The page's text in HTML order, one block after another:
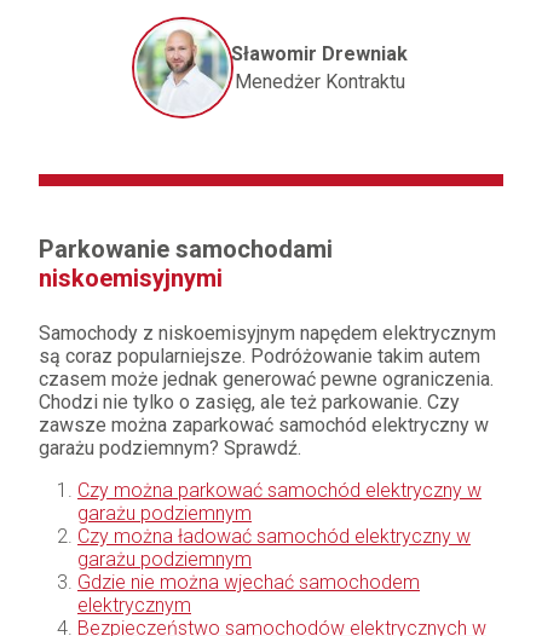
Sławomir Drewniak
Menedżer Kontraktu
Parkowanie samochodami
niskoemisyjnymi
Samochody z niskoemisyjnym napędem elektrycznym
są coraz popularniejsze. Podróżowanie takim autem
czasem może jednak generować pewne ograniczenia.
Chodzi nie tylko o zasięg, ale też parkowanie. Czy
zawsze można zaparkować samochód elektryczny w
garażu podziemnym? Sprawdź.
Czy można parkować samochód elektryczny w
garażu podziemnym
Czy można ładować samochód elektryczny w
garażu podziemnym
Gdzie nie można wjechać samochodem
elektrycznym
Bezpieczeństwo samochodów elektrycznych w